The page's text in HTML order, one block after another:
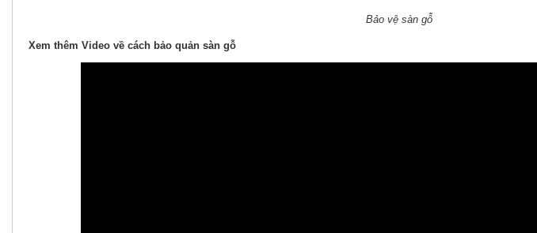
Bảo vệ sàn gỗ
Xem thêm Video về cách bảo quản sàn gỗ